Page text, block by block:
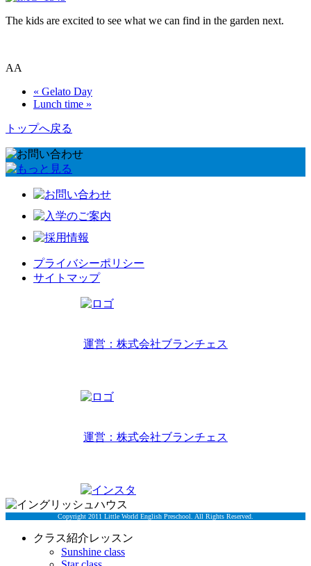
The kids are excited to see what we can find in the garden next.
AA
« Gelato Day
Lunch time »
トップへ戻る
プライバシーポリシー
サイトマップ
運営：株式会社ブランチェス
運営：株式会社ブランチェス
Copyright 2011 Little World English Preschool. All Rights Reserved.
クラス紹介レッスン
Sunshine class